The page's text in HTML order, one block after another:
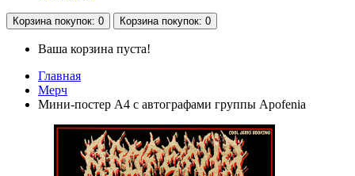
Корзина покупок: 0 Корзина покупок: 0
Ваша корзина пуста!
Главная
Мерч
Мини-постер А4 c автографами группы Apofenia